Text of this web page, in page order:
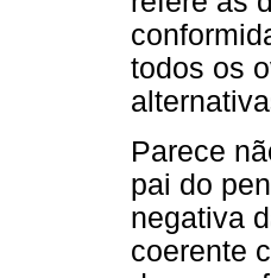
todos os
Parece
pai do
negativa
coerente